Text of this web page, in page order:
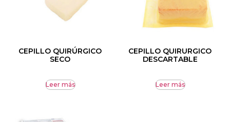
CEPILLO QUIRÚRGICO
SECO
Leer más
CEPILLO QUIRURGICO
DESCARTABLE
Leer más